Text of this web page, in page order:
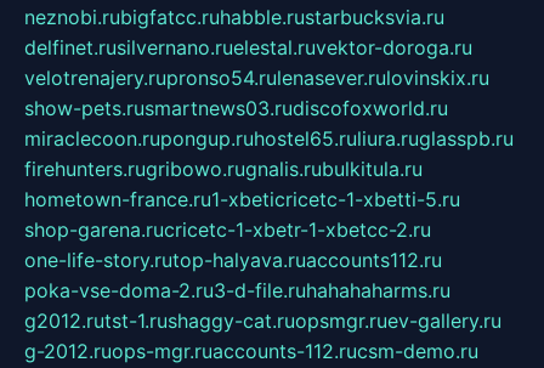
neznobi.rubigfatcc.ruhabble.rustarbucksvia.ru
delfinet.rusilvernano.ruelestal.ruvektor-doroga.ru
velotrenajery.rupronso54.rulenasever.rulovinskix.ru
show-pets.rusmartnews03.rudiscofoxworld.ru
miraclecoon.rupongup.ruhostel65.ruliura.ruglasspb.ru
firehunters.rugribowo.rugnalis.rubulkitula.ru
hometown-france.ru1-xbeticricetc-1-xbetti-5.ru
shop-garena.rucricetc-1-xbetr-1-xbetcc-2.ru
one-life-story.rutop-halyava.ruaccounts112.ru
poka-vse-doma-2.ru3-d-file.ruhahahaharms.ru
g2012.rutst-1.rushaggy-cat.ruopsmgr.ruev-gallery.ru
g-2012.ruops-mgr.ruaccounts-112.rucsm-demo.ru